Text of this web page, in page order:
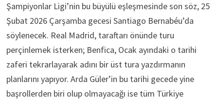
Şampiyonlar Ligi’nin bu büyülü eşleşmesinde son söz, 25
Şubat 2026 Çarşamba gecesi Santiago Bernabéu’da
söylenecek. Real Madrid, taraftarı önünde turu
perçinlemek isterken; Benfica, Ocak ayındaki o tarihi
zaferi tekrarlayarak adını bir üst tura yazdırmanın
planlarını yapıyor. Arda Güler’in bu tarihi gecede yine
başrollerden biri olup olmayacağı ise tüm Türkiye